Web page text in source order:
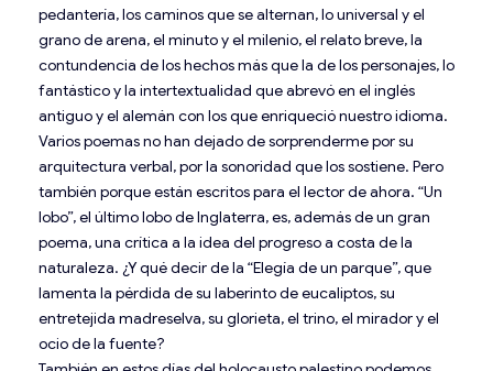
pedantería, los caminos que se alternan, lo universal y el
grano de arena, el minuto y el milenio, el relato breve, la
contundencia de los hechos más que la de los personajes, lo
fantástico y la intertextualidad que abrevó en el inglés
antiguo y el alemán con los que enriqueció nuestro idioma.
Varios poemas no han dejado de sorprenderme por su
arquitectura verbal, por la sonoridad que los sostiene. Pero
también porque están escritos para el lector de ahora. “Un
lobo”, el último lobo de Inglaterra, es, además de un gran
poema, una crítica a la idea del progreso a costa de la
naturaleza. ¿Y qué decir de la “Elegía de un parque”, que
lamenta la pérdida de su laberinto de eucaliptos, su
entretejida madreselva, su glorieta, el trino, el mirador y el
ocio de la fuente?